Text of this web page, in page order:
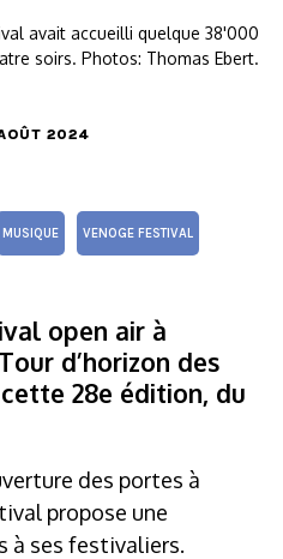
avait accueilli quelque 38'000
soirs. Photos: Thomas Ebert.
2024
MUSIQUE VENOGE FESTIVAL
open air à
d’horizon des
28e édition, du
des portes à
propose une
à ses festivaliers.